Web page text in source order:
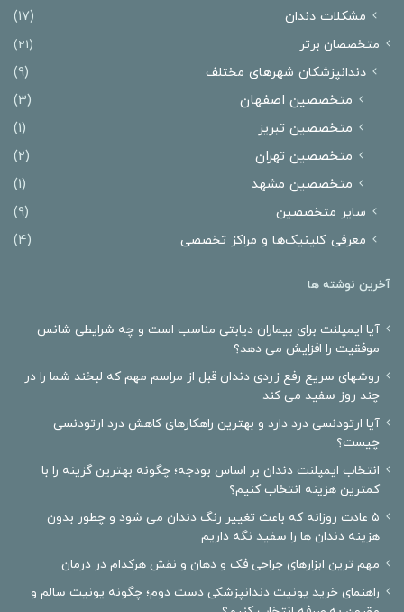
مشکلات دندان
(17)
متخصصان برتر (21)
دندانپزشکان شهرهای مختلف
(9)
متخصصین اصفهان
(3)
متخصصین تبریز
(1)
متخصصین تهران
(2)
متخصصین مشهد
(1)
سایر متخصصین
(9)
معرفی کلینیک‌ها و مراکز تخصصی
(4)
آخرین نوشته ها
آیا ایمپلنت برای بیماران دیابتی مناسب است و چه شرایطی شانس
موفقیت را افزایش می دهد؟
روشهای سریع رفع زردی دندان قبل از مراسم مهم که لبخند شما را در
چند روز سفید می کند
آیا ارتودنسی درد دارد و بهترین راهکارهای کاهش درد ارتودنسی
چیست؟
انتخاب ایمپلنت دندان بر اساس بودجه؛ چگونه بهترین گزینه را با
کمترین هزینه انتخاب کنیم؟
۵ عادت روزانه که باعث تغییر رنگ دندان می شود و چطور بدون
هزینه دندان ها را سفید نگه داریم
مهم ترین ابزارهای جراحی فک و دهان و نقش هرکدام در درمان
راهنمای خرید یونیت دندانپزشکی دست دوم؛ چگونه یونیت سالم و